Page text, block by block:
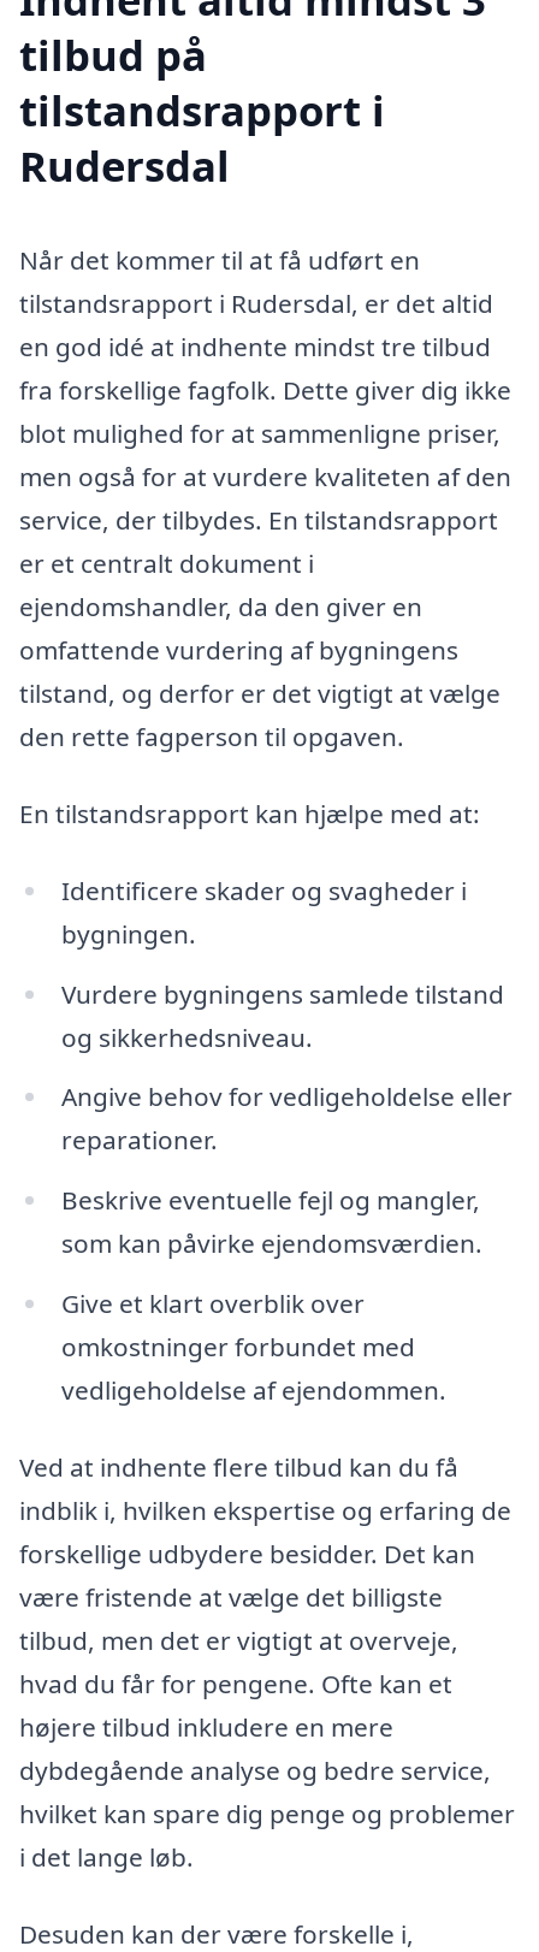
tilbud på
tilstandsrapport i
Rudersdal
Når det kommer til at få udført en
tilstandsrapport i Rudersdal, er det altid
en god idé at indhente mindst tre tilbud
fra forskellige fagfolk. Dette giver dig ikke
blot mulighed for at sammenligne priser,
men også for at vurdere kvaliteten af den
service, der tilbydes. En tilstandsrapport
er et centralt dokument i
ejendomshandler, da den giver en
omfattende vurdering af bygningens
tilstand, og derfor er det vigtigt at vælge
den rette fagperson til opgaven.
En tilstandsrapport kan hjælpe med at:
Identificere skader og svagheder i
bygningen.
Vurdere bygningens samlede tilstand
og sikkerhedsniveau.
Angive behov for vedligeholdelse eller
reparationer.
Beskrive eventuelle fejl og mangler,
som kan påvirke ejendomsværdien.
Give et klart overblik over
omkostninger forbundet med
vedligeholdelse af ejendommen.
Ved at indhente flere tilbud kan du få
indblik i, hvilken ekspertise og erfaring de
forskellige udbydere besidder. Det kan
være fristende at vælge det billigste
tilbud, men det er vigtigt at overveje,
hvad du får for pengene. Ofte kan et
højere tilbud inkludere en mere
dybdegående analyse og bedre service,
hvilket kan spare dig penge og problemer
i det lange løb.
Desuden kan der være forskelle i,